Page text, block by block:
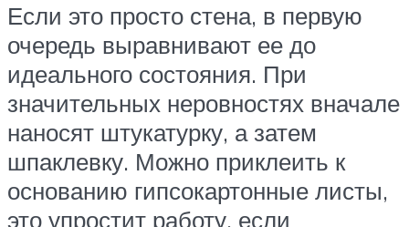
Если это просто стена, в первую
очередь выравнивают ее до
идеального состояния. При
значительных неровностях вначале
наносят штукатурку, а затем
шпаклевку. Можно приклеить к
основанию гипсокартонные листы,
это упростит работу, если